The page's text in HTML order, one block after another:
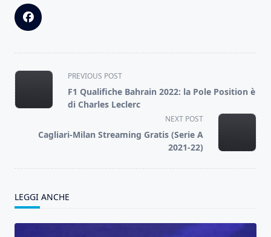
<span
class="nav-
subtitle
reader-
PREVIOUS POST
F1 Qualifiche Bahrain 2022: la Pole Position è
di Charles Leclerc
NEXT POST
Cagliari-Milan Streaming Gratis (Serie A
2021-22)
LEGGI ANCHE